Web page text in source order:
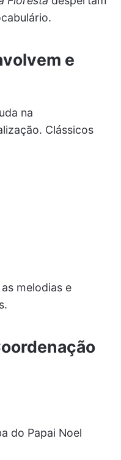
e
na
Clássicos
melodias e
do Papai Noel